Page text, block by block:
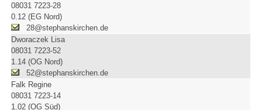
08031 7223-28
0.12 (EG Nord)
28@stephanskirchen.de
Dworaczek Lisa
08031 7223-52
1.14 (OG Nord)
52@stephanskirchen.de
Falk Regine
08031 7223-14
1.02 (OG Süd)